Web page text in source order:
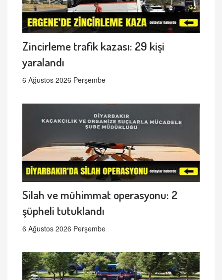
Zincirleme trafik kazası: 29 kişi
yaralandı
6 Ağustos 2026 Perşembe
Silah ve mühimmat operasyonu: 2
şüpheli tutuklandı
6 Ağustos 2026 Perşembe